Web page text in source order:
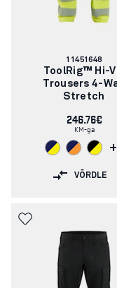
Artikli
number:
11451648
ToolRig™ Hi-
Trousers 4-
Stretch
246.76€
KM-ga
+
VÕRDLE